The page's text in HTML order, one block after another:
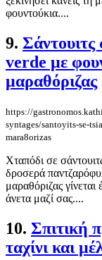
φουντούκια....
9. Σάντουιτς
verde με
μαραθόριζας
https://
syntages/santoyits-se-
mara8orizas
Χταπόδι σε
δροσερά
μαραθόριζας
άνετα μαζί σας....
10. Σπιτική
ταχίνι και